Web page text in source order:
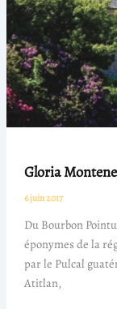
Gloria
6 juin 2017
Du Bourbon
éponymes de la
par le Pulcal
Atitlan,